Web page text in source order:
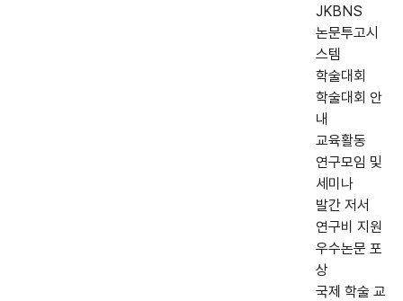
JKBNS
논문투고시
스템
학술대회
학술대회 안
내
교육활동
연구모임 및
세미나
발간 저서
연구비 지원
우수논문 포
상
국제 학술 교